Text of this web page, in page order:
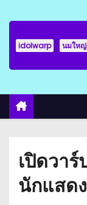
idolwarp นมใหญ่
เปิดวา
นักแสด